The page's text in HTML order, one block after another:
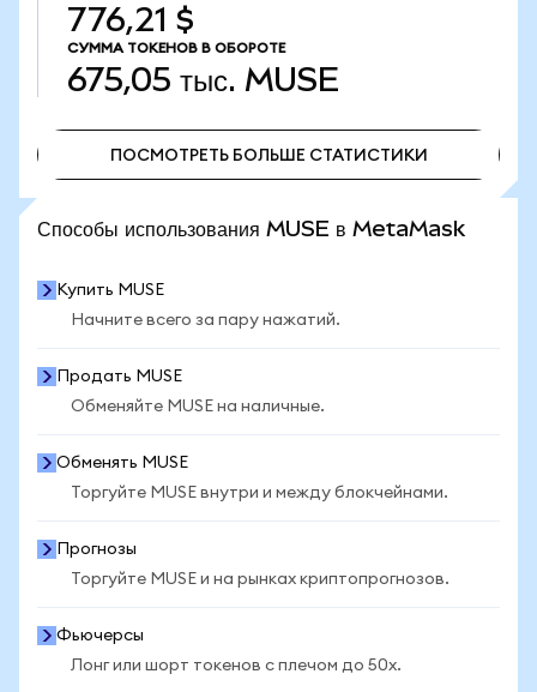
776,21 $
СУММА ТОКЕНОВ В ОБОРОТЕ
675,05 тыс. MUSE
ПОСМОТРЕТЬ БОЛЬШЕ СТАТИСТИКИ
Способы использования MUSE в MetaMask
Купить MUSE
Начните всего за пару нажатий.
Продать MUSE
Обменяйте MUSE на наличные.
Обменять MUSE
Торгуйте MUSE внутри и между блокчейнами.
Прогнозы
Торгуйте MUSE и на рынках криптопрогнозов.
Фьючерсы
Лонг или шорт токенов с плечом до 50x.